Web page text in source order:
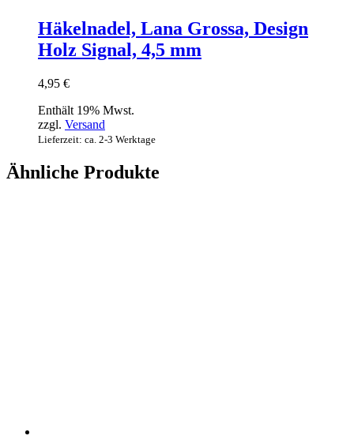
Häkelnadel, Lana Grossa, Design
Holz Signal, 4,5 mm
4,95 €
Enthält 19% Mwst.
zzgl. Versand
Lieferzeit: ca. 2-3 Werktage
Ähnliche Produkte